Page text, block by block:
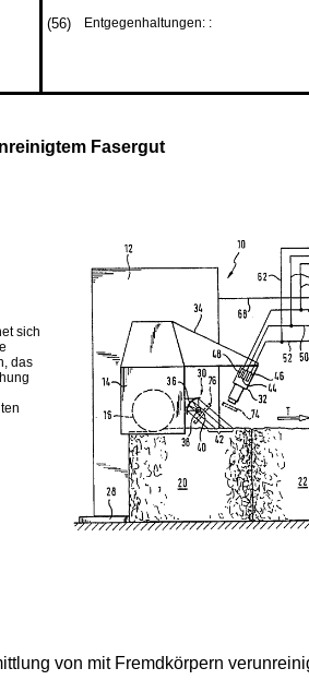
(56) Entgegenhaltungen: :
Fasergut
sich
das
von mit Fremdkörpern